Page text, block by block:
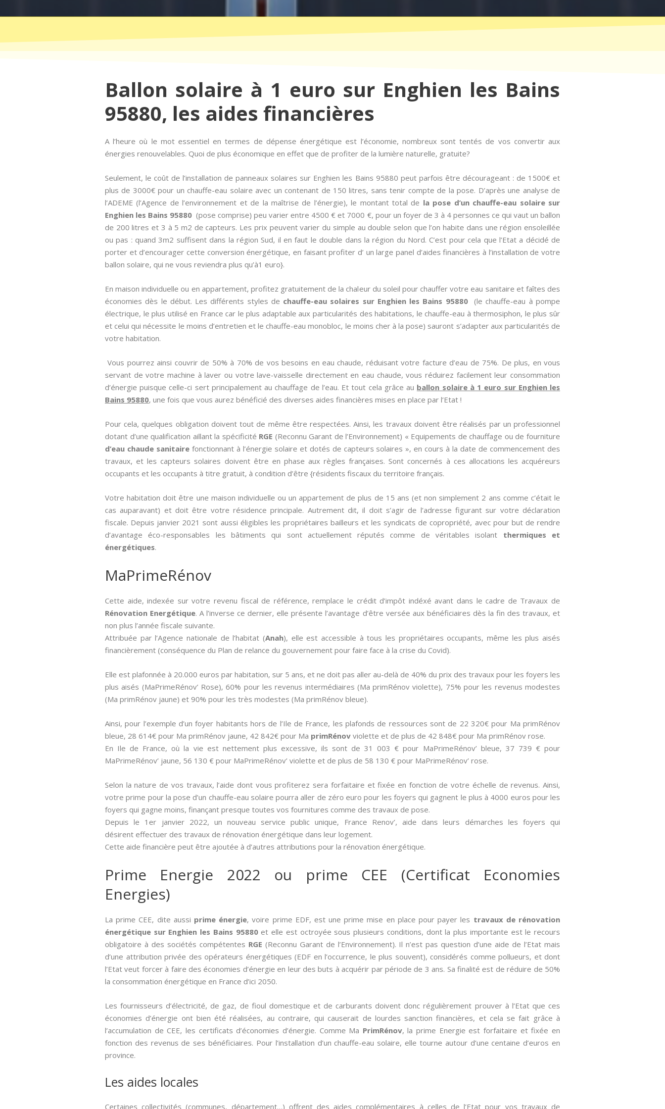
Ballon solaire à 1 euro sur Enghien les Bains
95880, les aides financières
A l’heure où le mot essentiel en termes de dépense énergétique est l’économie, nombreux sont tentés de vos convertir aux
énergies renouvelables. Quoi de plus économique en effet que de profiter de la lumière naturelle, gratuite?
Seulement, le coût de l’installation de panneaux solaires sur Enghien les Bains 95880 peut parfois être décourageant : de 1500€ et
plus de 3000€ pour un chauffe-eau solaire avec un contenant de 150 litres, sans tenir compte de la pose. D’après une analyse de
l’ADEME (l’Agence de l’environnement et de la maîtrise de l’énergie), le montant total de la pose d’un chauffe-eau solaire sur
Enghien les Bains 95880 (pose comprise) peu varier entre 4500 € et 7000 €, pour un foyer de 3 à 4 personnes ce qui vaut un ballon
de 200 litres et 3 à 5 m2 de capteurs. Les prix peuvent varier du simple au double selon que l’on habite dans une région ensoleillée
ou pas : quand 3m2 suffisent dans la région Sud, il en faut le double dans la région du Nord. C’est pour cela que l’Etat a décidé de
porter et d’encourager cette conversion énergétique, en faisant profiter d’ un large panel d’aides financières à l’installation de votre
ballon solaire, qui ne vous reviendra plus qu’à1 euro}.
En maison individuelle ou en appartement, profitez gratuitement de la chaleur du soleil pour chauffer votre eau sanitaire et faîtes des
économies dès le début. Les différents styles de chauffe-eau solaires sur Enghien les Bains 95880(le chauffe-eau à pompe
électrique, le plus utilisé en France car le plus adaptable aux particularités des habitations, le chauffe-eau à thermosiphon, le plus sûr
et celui qui nécessite le moins d’entretien et le chauffe-eau monobloc, le moins cher à la pose) sauront s’adapter aux particularités de
votre habitation.
Vous pourrez ainsi couvrir de 50% à 70% de vos besoins en eau chaude, réduisant votre facture d’eau de 75%. De plus, en vous
servant de votre machine à laver ou votre lave-vaisselle directement en eau chaude, vous réduirez facilement leur consommation
d’énergie puisque celle-ci sert principalement au chauffage de l’eau. Et tout cela grâce au ballon solaire à 1 euro sur Enghien les
Bains 95880, une fois que vous aurez bénéficié des diverses aides financières mises en place par l’Etat !
Pour cela, quelques obligation doivent tout de même être respectées. Ainsi, les travaux doivent être réalisés par un professionnel
dotant d’une qualification aillant la spécificité RGE (Reconnu Garant de l’Environnement) « Equipements de chauffage ou de fourniture
d’eau chaude sanitairefonctionnant à l’énergie solaire et dotés de capteurs solaires », en cours à la date de commencement des
travaux, et les capteurs solaires doivent être en phase aux règles françaises. Sont concernés à ces allocations les acquéreurs
occupants et les occupants à titre gratuit, à condition d’être {résidents fiscaux du territoire français.
Votre habitation doit être une maison individuelle ou un appartement de plus de 15 ans (et non simplement 2 ans comme c’était le
cas auparavant) et doit être votre résidence principale. Autrement dit, il doit s’agir de l’adresse figurant sur votre déclaration
fiscale. Depuis janvier 2021 sont aussi éligibles les propriétaires bailleurs et les syndicats de copropriété, avec pour but de rendre
d’avantage éco-responsables les bâtiments qui sont actuellement réputés comme de véritables isolant thermiques et
énergétiques.
MaPrimeRénov
Cette aide, indexée sur votre revenu fiscal de référence, remplace le crédit d’impôt indéxé avant dans le cadre de Travaux de
Rénovation Energétique. A l’inverse ce dernier, elle présente l’avantage d’être versée aux bénéficiaires dès la fin des travaux, et
non plus l’année fiscale suivante.
Attribuée par l’Agence nationale de l’habitat (Anah), elle est accessible à tous les propriétaires occupants, même les plus aisés
financièrement (conséquence du Plan de relance du gouvernement pour faire face à la crise du Covid).
Elle est plafonnée à 20.000 euros par habitation, sur 5 ans, et ne doit pas aller au-delà de 40% du prix des travaux pour les foyers les
plus aisés (MaPrimeRénov’ Rose), 60% pour les revenus intermédiaires (Ma primRénov violette), 75% pour les revenus modestes
(Ma primRénov jaune) et 90% pour les très modestes (Ma primRénov bleue).
Ainsi, pour l’exemple d’un foyer habitants hors de l’Ile de France, les plafonds de ressources sont de 22 320€ pour Ma primRénov
bleue, 28 614€ pour Ma primRénov jaune, 42 842€ pour Ma primRénov violette et de plus de 42 848€ pour Ma primRénov rose.
En Ile de France, où la vie est nettement plus excessive, ils sont de 31 003 € pour MaPrimeRénov’ bleue, 37 739 € pour
MaPrimeRénov’ jaune, 56 130 € pour MaPrimeRénov’ violette et de plus de 58 130 € pour MaPrimeRénov’ rose.
Selon la nature de vos travaux, l’aide dont vous profiterez sera forfaitaire et fixée en fonction de votre échelle de revenus. Ainsi,
votre prime pour la pose d’un chauffe-eau solaire pourra aller de zéro euro pour les foyers qui gagnent le plus à 4000 euros pour les
foyers qui gagne moins, finançant presque toutes vos fournitures comme des travaux de pose.
Depuis le 1er janvier 2022, un nouveau service public unique, France Renov’, aide dans leurs démarches les foyers qui
désirent effectuer des travaux de rénovation énergétique dans leur logement.
Cette aide financière peut être ajoutée à d’autres attributions pour la rénovation énergétique.
Prime Energie 2022 ou prime CEE (Certificat Economies
Energies)
La prime CEE, dite aussi­ prime énergie, voire prime EDF, est une prime mise en place pour payer les travaux de rénovation
énergétique sur Enghien les Bains 95880et elle est octroyée sous plusieurs conditions, dont la plus importante est le recours
obligatoire à des sociétés compétentes RGE (Reconnu Garant de l’Environnement). Il n’est pas question d’une aide de l’Etat mais
d’une attribution privée des opérateurs énergétiques (EDF en l’occurrence, le plus souvent), considérés comme pollueurs, et dont
l’Etat veut forcer à faire des économies d’énergie en leur des buts à acquérir par période de 3 ans. Sa finalité est de réduire de 50%
la consommation énergétique en France d’ici 2050.
Les fournisseurs d’électricité, de gaz, de fioul domestique et de carburants doivent donc régulièrement prouver à l’Etat que ces
économies d’énergie ont bien été réalisées, au contraire, qui causerait de lourdes sanction financières, et cela se fait grâce à
l’accumulation de CEE, les certificats d’économies d’énergie. Comme Ma PrimRénov, la prime Energie est forfaitaire et fixée en
fonction des revenus de ses bénéficiaires. Pour l’installation d’un chauffe-eau solaire, elle tourne autour d’une centaine d’euros en
province.
Les aides locales
Certaines collectivités (communes, département…) offrent des aides complémentaires à celles de l’Etat pour vos travaux de